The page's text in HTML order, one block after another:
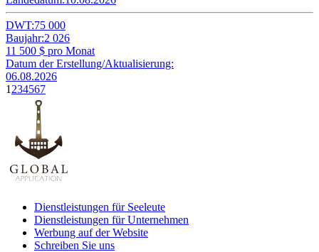
DWT:75 000
Baujahr:2 026
11 500 $ pro Monat
Datum der Erstellung/Aktualisierung:
06.08.2026
1 234567
Dienstleistungen für Seeleute
Dienstleistungen für Unternehmen
Werbung auf der Website
Schreiben Sie uns